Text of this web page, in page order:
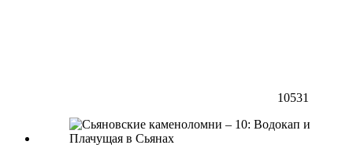
10531